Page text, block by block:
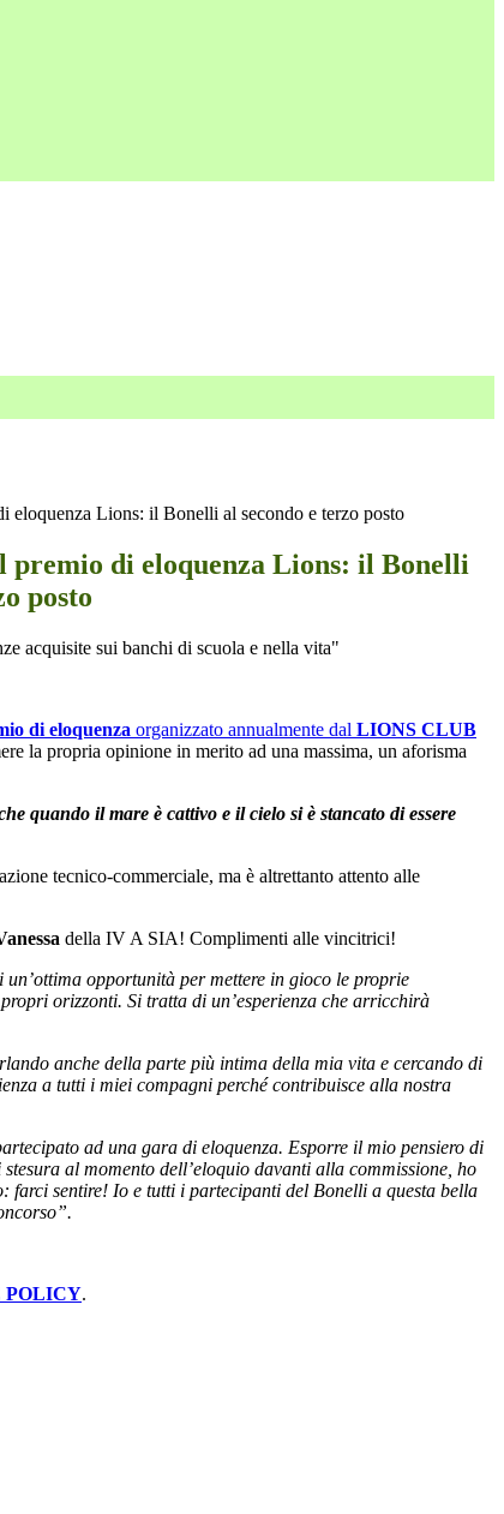
eloquenza Lions: il Bonelli al secondo e terzo posto
premio di eloquenza Lions: il Bonelli
posto
acquisite sui banchi di scuola e nella vita"
di eloquenza organizzato annualmente dal LIONS CLUB
la propria opinione in merito ad una massima, un aforisma
quando il mare è cattivo e il cielo si è stancato di essere
tecnico-commerciale, ma è altrettanto attento alle
della IV A SIA! Complimenti alle vincitrici!
opportunità per mettere in gioco le proprie
orizzonti. Si tratta di un’esperienza che arricchirà
anche della parte più intima della mia vita e cercando di
a tutti i miei compagni perché contribuisce alla nostra
ad una gara di eloquenza. Esporre il mio pensiero di
al momento dell’eloquio davanti alla commissione, ho
farci sentire! Io e tutti i partecipanti del Bonelli a questa bella
POLICY.